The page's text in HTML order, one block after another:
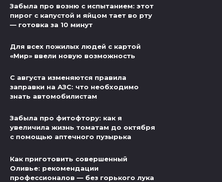
Забыла про возню с испытанием: этот
пирог с капустой и яйцом тает во рту
— готовка за 10 минут
Для всех пожилых людей с картой
«Мир» ввели новую возможность
С августа изменяются правила
заправки на АЗС: что необходимо
знать автомобилистам
Забыла про фитофтору: как я
увеличила жизнь томатам до октября
с помощью аптечного пузырька
Как приготовить совершенный
Оливье: рекомендации
профессионалов — без горького лука